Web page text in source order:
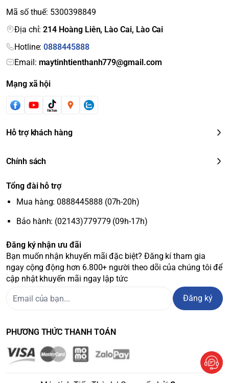
Mã số thuế: 5300398849
Địa chỉ:214 Hoàng Liên, Lào Cai, Lào Cai
Hotline:0888445888
Email: maytinhtienthanh779@gmail.com
Mạng xã hội
Hỗ trợ khách hàng
Chính sách
Tổng đài hỗ trợ
Mua hàng: 0888445888 (07h-20h)
Bảo hành: (02143)779779 (09h-17h)
Đăng ký nhận ưu đãi
Bạn muốn nhận khuyến mãi đặc biệt? Đăng kí tham gia
ngay cộng động hơn 6.800+ người theo dõi của chúng tôi để
cập nhật khuyến mãi ngay lập tức
Đăng ký
PHƯƠNG THỨC THANH TOÁN